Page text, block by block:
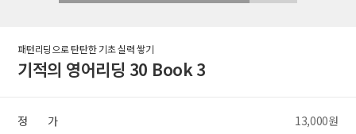
패턴리딩으로 탄탄한 기초 실력 쌓기
기적의 영어리딩 30 Book 3
정 가 13,000원